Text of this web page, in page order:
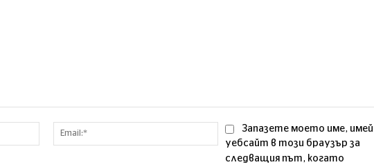
Име*
Email:*Запазете моето име,
уебсайт в този браузър за
следващия път, когато